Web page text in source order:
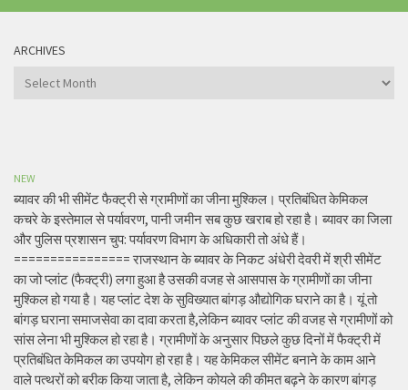
ARCHIVES
Archives
NEW
ब्यावर की भी सीमेंट फैक्ट्री से ग्रामीणों का जीना मुश्किल। प्रतिबंधित केमिकल
कचरे के इस्तेमाल से पर्यावरण, पानी जमीन सब कुछ खराब हो रहा है। ब्यावर का जिला
और पुलिस प्रशासन चुप: पर्यावरण विभाग के अधिकारी तो अंधे हैं।
================ राजस्थान के ब्यावर के निकट अंधेरी देवरी में श्री सीमेंट
का जो प्लांट (फैक्ट्री) लगा हुआ है उसकी वजह से आसपास के ग्रामीणों का जीना
मुश्किल हो गया है। यह प्लांट देश के सुविख्यात बांगड़ औद्योगिक घराने का है। यूं तो
बांगड़ घराना समाजसेवा का दावा करता है,लेकिन ब्यावर प्लांट की वजह से ग्रामीणों को
सांस लेना भी मुश्किल हो रहा है। ग्रामीणों के अनुसार पिछले कुछ दिनों में फैक्ट्री में
प्रतिबंधित केमिकल का उपयोग हो रहा है। यह केमिकल सीमेंट बनाने के काम आने
वाले पत्थरों को बरीक किया जाता है, लेकिन कोयले की कीमत बढ़ने के कारण बांगड़